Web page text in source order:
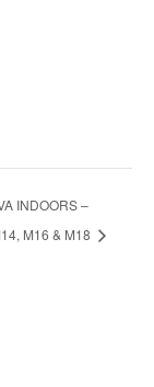
INDOORS –
M16 & M18